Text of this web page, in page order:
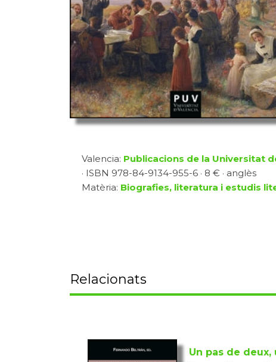
Valencia: Publicacions de la Universitat
· ISBN 978-84-9134-955-6 · 8 € · anglès
Matèria: Biografies, literatura i estudis
Relacionats
Un pas de